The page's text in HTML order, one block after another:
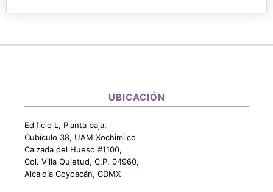
UBICACIÓN
Edificio L, Planta baja,
Cubículo 38, UAM Xochimilco
Calzada del Hueso #1100,
Col. Villa Quietud, C.P. 04960,
Alcaldía Coyoacán, CDMX